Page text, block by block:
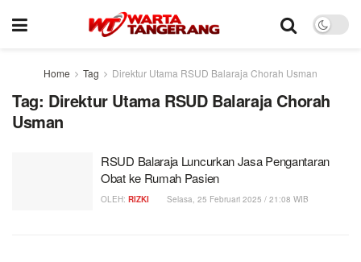
Home Tag Direktur Utama RSUD Balaraja Chorah Usman
Tag: Direktur Utama RSUD Balaraja Chorah
Usman
RSUD Balaraja Luncurkan Jasa Pengantaran
Obat ke Rumah Pasien
OLEH: RIZKI Selasa, 25 Februari 2025 / 21:08 WIB